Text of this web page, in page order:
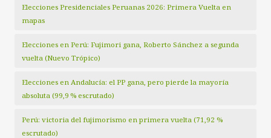
Elecciones Presidenciales Peruanas 2026: Primera Vuelta en
mapas
Elecciones en Perú: Fujimori gana, Roberto Sánchez a segunda
vuelta (Nuevo Trópico)
Elecciones en Andalucía: el PP gana, pero pierde la mayoría
absoluta (99,9 % escrutado)
Perú: victoria del fujimorismo en primera vuelta (71,92 %
escrutado)